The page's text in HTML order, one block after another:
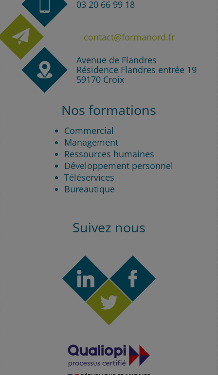
03 20 66 99 18
contact@formanord.fr
Avenue de Flandres
Résidence Flandres entrée 19
59170 Croix
Nos formations
Commercial
Management
Ressources humaines
Développement personnel
Téléservices
Bureautique
Suivez nous